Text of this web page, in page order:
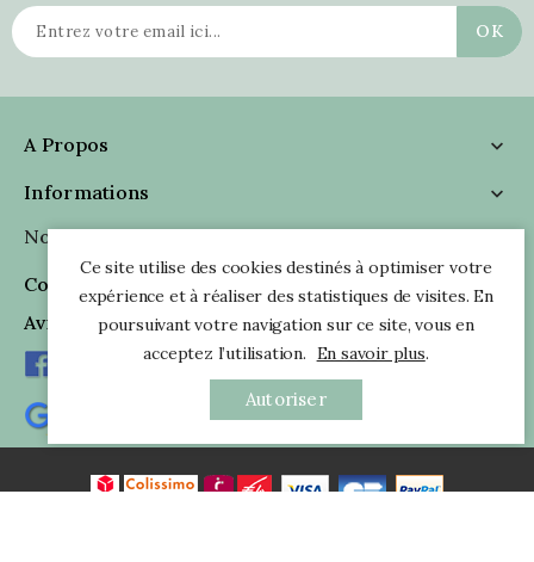
A Propos

Informations

Nous Suivre

Coordonnées
Avis Clients
Ce site utilise des cookies destinés à optimiser votre
expérience et à réaliser des statistiques de visites. En
poursuivant votre navigation sur ce site, vous en
acceptez l’utilisation. En savoir plus.
Autoriser